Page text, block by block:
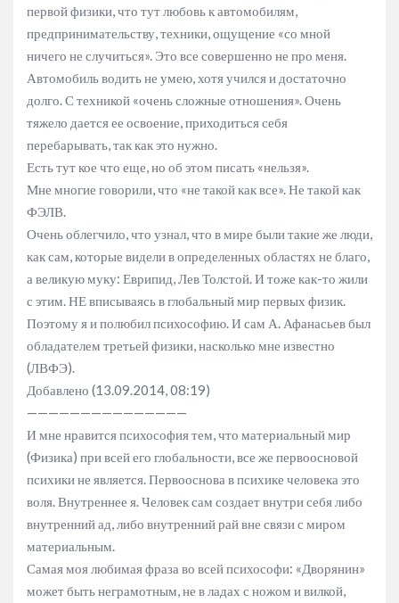
первой физики, что тут любовь к автомобилям,
предпринимательству, техники, ощущение «со мной
ничего не случиться». Это все совершенно не про меня.
Автомобиль водить не умею, хотя учился и достаточно
долго. С техникой «очень сложные отношения». Очень
тяжело дается ее освоение, приходиться себя
перебарывать, так как это нужно.
Есть тут кое что еще, но об этом писать «нельзя».
Мне многие говорили, что «не такой как все». Не такой как
ФЭЛВ.
Очень облегчило, что узнал, что в мире были такие же люди,
как сам, которые видели в определенных областях не благо,
а великую муку: Еврипид, Лев Толстой. И тоже как-то жили
с этим. НЕ вписываясь в глобальный мир первых физик.
Поэтому я и полюбил психософию. И сам А. Афанасьев был
обладателем третьей физики, насколько мне известно
(ЛВФЭ).
Добавлено (13.09.2014, 08:19)
———————————————
И мне нравится психософия тем, что материальный мир
(Физика) при всей его глобальности, все же первоосновой
психики не является. Первооснова в психике человека это
воля. Внутреннее я. Человек сам создает внутри себя либо
внутренний ад, либо внутренний рай вне связи с миром
материальным.
Самая моя любимая фраза во всей психософи: «Дворянин»
может быть неграмотным, не в ладах с ножом и вилкой,